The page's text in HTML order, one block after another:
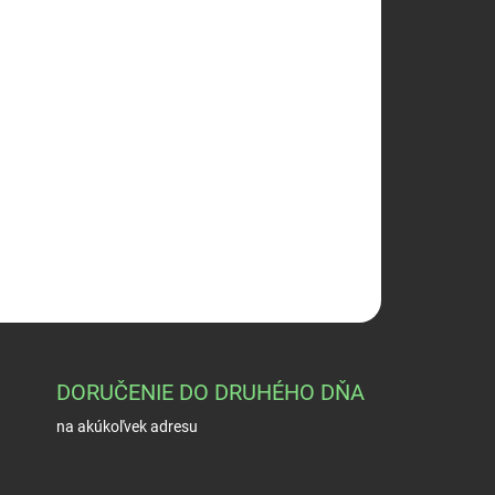
DORUČENIE DO DRUHÉHO DŇA
na akúkoľvek adresu